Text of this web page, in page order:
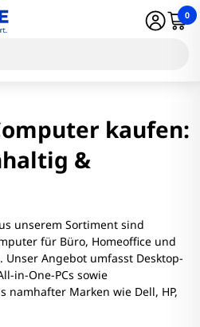
0
kaufen:
&
unserem Sortiment sind
für Büro, Homeoffice und
Angebot umfasst Desktop-
in-One-PCs sowie
namhafter Marken wie Dell, HP,